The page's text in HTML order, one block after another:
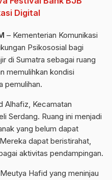
Digital
– Kementerian Komunikasi
Psikososial bagi
di Sumatra sebagai ruang
memulihkan kondisi
pemulihan.
Alhafiz, Kecamatan
Serdang. Ruang ini menjadi
yang belum dapat
dapat beristirahat,
aktivitas pendampingan.
Hafid yang meninjau